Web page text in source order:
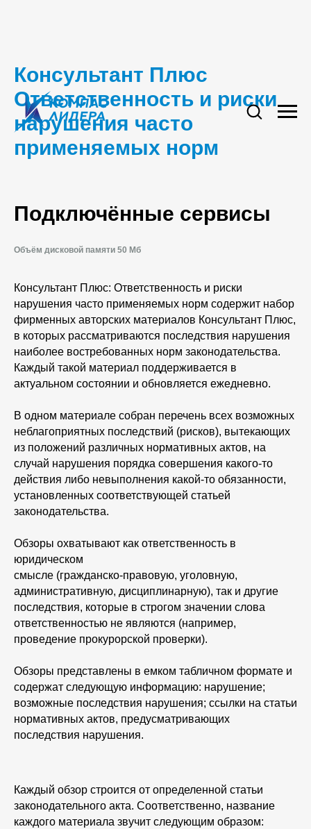
Консультант Плюс
Ответственность и риски
нарушения часто
применяемых норм
Подключённые сервисы
Объём дисковой памяти 50 Мб
Консультант Плюс: Ответственность и риски
нарушения часто применяемых норм содержит набор
фирменных авторских материалов Консультант Плюс,
в которых рассматриваются последствия нарушения
наиболее востребованных норм законодательства.
Каждый такой материал поддерживается в
актуальном состоянии и обновляется ежедневно.
В одном материале собран перечень всех возможных
неблагоприятных последствий (рисков), вытекающих
из положений различных нормативных актов, на
случай нарушения порядка совершения какого-то
действия либо невыполнения какой-то обязанности,
установленных соответствующей статьей
законодательства.
Обзоры охватывают как ответственность в
юридическом
смысле (гражданско-правовую, уголовную,
административную, дисциплинарную), так и другие
последствия, которые в строгом значении слова
ответственностью не являются (например,
проведение прокурорской проверки).
Обзоры представлены в емком табличном формате и
содержат следующую информацию: нарушение;
возможные последствия нарушения; ссылки на статьи
нормативных актов, предусматривающих
последствия нарушения.
Каждый обзор строится от определенной статьи
законодательного акта. Соответственно, название
каждого материала звучит следующим образом: